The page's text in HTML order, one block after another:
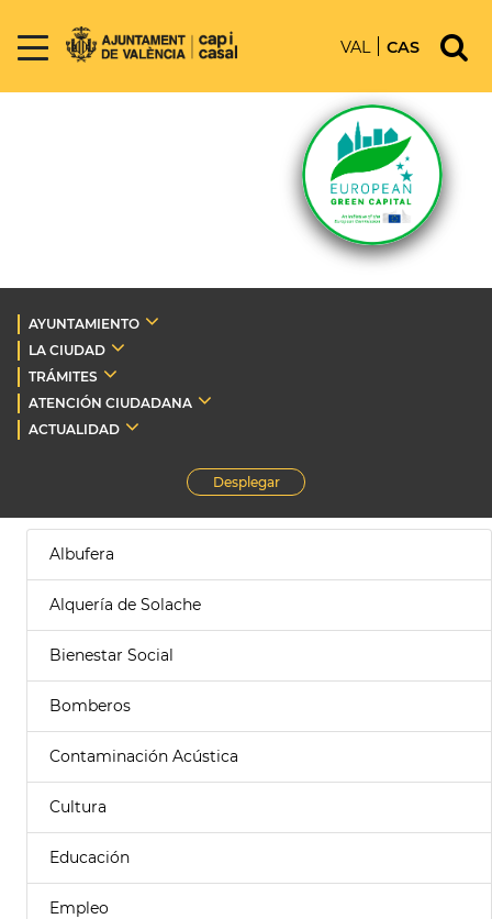
VAL CAS
AYUNTAMIENTO
LA CIUDAD
TRÁMITES
ATENCIÓN CIUDADANA
ACTUALIDAD
Desplegar
Albufera
Alquería de Solache
Bienestar Social
Bomberos
Contaminación Acústica
Cultura
Educación
Empleo